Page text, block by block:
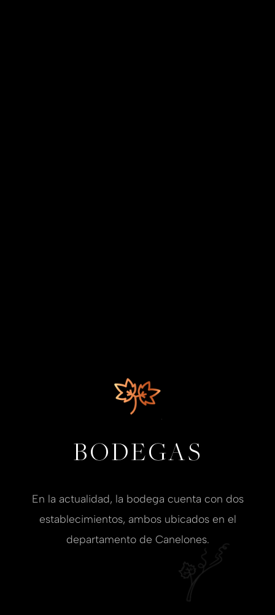
BODEGAS
En la actualidad, la bodega cuenta con dos
establecimientos, ambos ubicados en el
departamento de Canelones.